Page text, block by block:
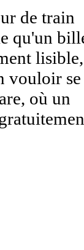
de train
qu'un
vouloir se
où un